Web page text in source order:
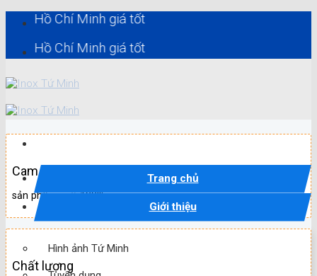
content
Chí Minh giá tốt
Chí Minh giá tốt
Trang chủ
Giới thiệu
Hình ảnh Tứ Minh
Cam kết
sản phẩm mới 100%
Chất lượng